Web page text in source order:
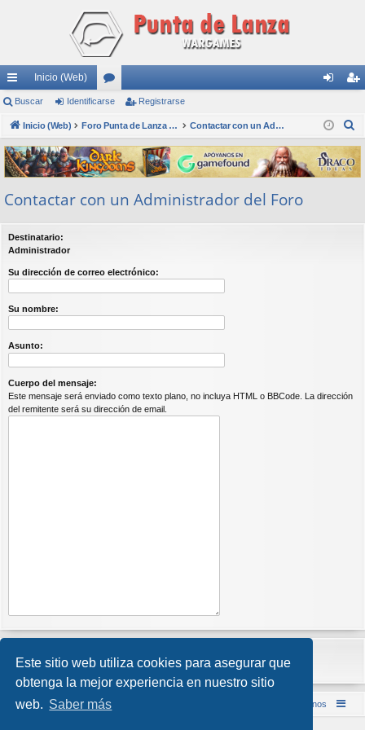
Este sitio web utiliza cookies para asegurar que
obtenga la mejor experiencia en nuestro sitio
web. Saber más
nl
ac
es
rá
pi
do
s
Inicio (Web)
or
os nti
fic
ar
ist
ra
rs
Buscar Identificarse Registrarse
Inicio (Web) Foro Punta de Lanza Wargames Contactar con un Administrador del Foro
s
c
Contactar con un Administrador del Foro
Destinatario:
Administrador
Su dirección de correo electrónico:
Su nombre:
Asunto:
Cuerpo del mensaje:
Este mensaje será enviado como texto plano, no incluya HTML o BBCode. La dirección
del remitente será su dirección de email.
Inicio (Web) Foro Punta de Lanza Wargames Contáctenos